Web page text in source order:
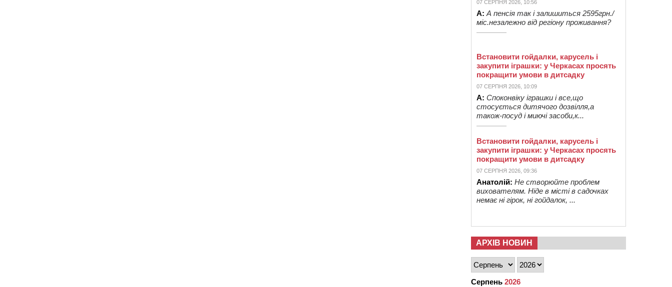
07 СЕРПНЯ 2026, 10:56
А: А пенсія так і залишиться 2595грн./
міс.незалежно від регіону проживання?
Встановити гойдалки, карусель і
закупити іграшки: у Черкасах просять
покращити умови в дитсадку
07 СЕРПНЯ 2026, 10:09
А: Споконвіку іграшки і все,що
стосується дитячого дозвілля,а
також-посуд і миючі засоби,к...
Встановити гойдалки, карусель і
закупити іграшки: у Черкасах просять
покращити умови в дитсадку
07 СЕРПНЯ 2026, 09:36
Анатолій: Не створюйте проблем
вихователям. Ніде в місті в садочках
немає ні гірок, ні гойдалок, ...
АРХІВ НОВИН
Серпень 2026